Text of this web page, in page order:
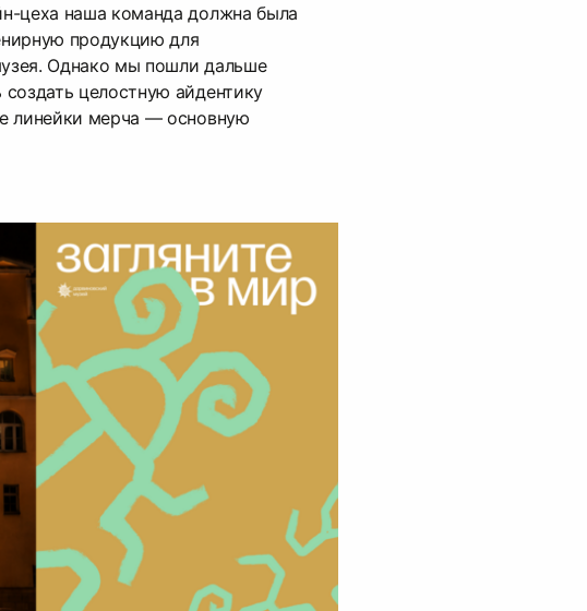
цеха наша команда должна была
продукцию для
Однако мы пошли дальше
создать целостную айдентику
линейки мерча — основную